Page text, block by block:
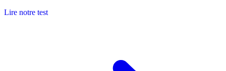
Lire notre test